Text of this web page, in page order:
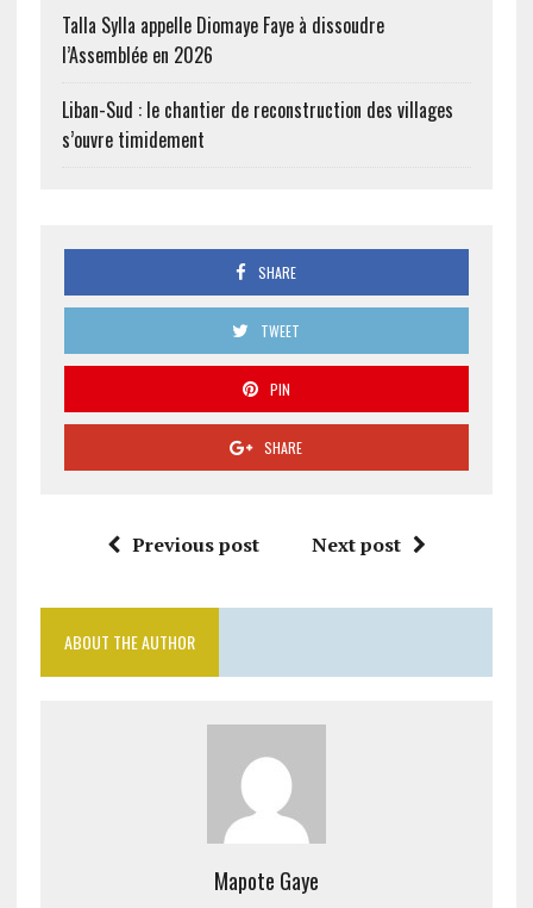
Talla Sylla appelle Diomaye Faye à dissoudre
l’Assemblée en 2026
Liban-Sud : le chantier de reconstruction des villages
s’ouvre timidement
SHARE
TWEET
PIN
SHARE
Previous post Next post
ABOUT THE AUTHOR
Mapote Gaye